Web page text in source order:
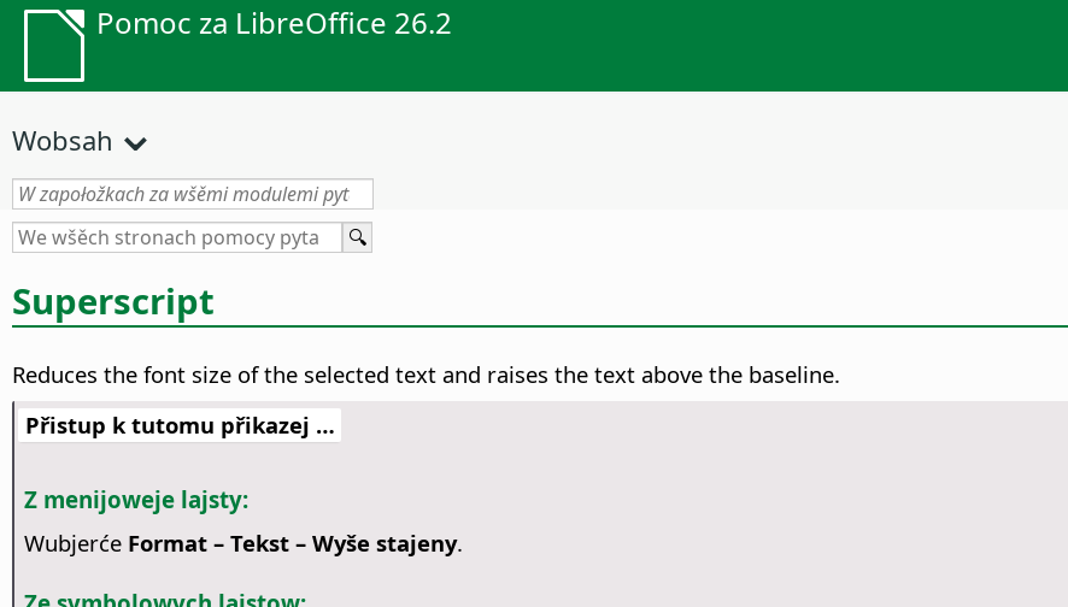
Pomoc za LibreOffice 26.2
Wobsah
Superscript
Reduces the font size of the selected text and raises the text above the baseline.
Přistup k tutomu přikazej …
Z menijoweje lajsty:
Wubjerće Format – Tekst – Wyše stajeny.